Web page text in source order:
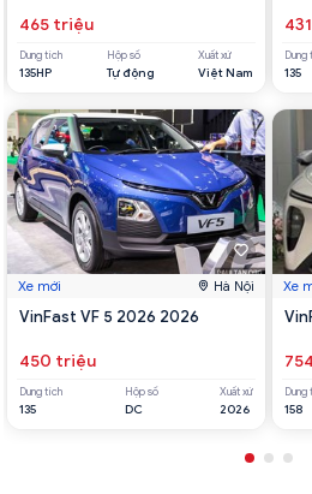
465 triệu
Dung tích
135HP
Hộp số
Tự động
Xuất xứ
Việt Nam
Xe mới Hà Nội
VinFast VF 5 2026 2026
450 triệu
Dung tích
135
Hộp số
DC
Xuất xứ
2026
135
Xe
Dung
158